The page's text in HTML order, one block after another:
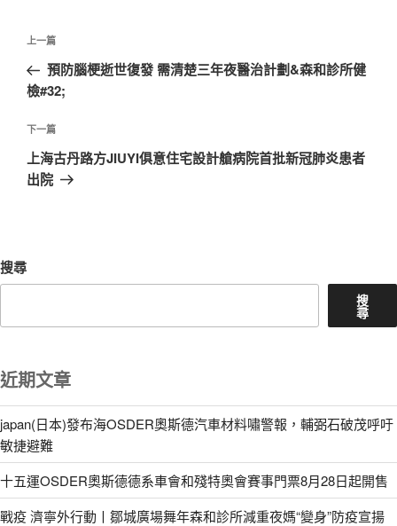
文
導
覽
上
一
篇
章
上一篇
預防腦梗逝世復發 需清楚三年夜醫治計劃&森和診所健
檢#32;
下
一
篇
下一篇
上海古丹路方JIUYI俱意住宅設計艙病院首批新冠肺炎患者
出院
搜尋
搜
尋
近期文章
japan(日本)發布海OSDER奧斯德汽車材料嘯警報，輔弼石破茂呼吁
敏捷避難
十五運OSDER奧斯德德系車會和殘特奧會賽事門票8月28日起開售
戰疫 濟寧外行動丨鄒城廣場舞年森和診所減重夜媽“變身”防疫宣揚